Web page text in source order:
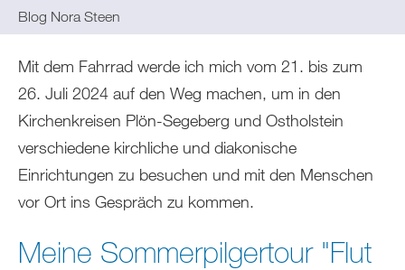
befinden
sich
hier:
Blog Nora Steen
Mit dem Fahrrad werde ich mich vom 21. bis zum
26. Juli 2024 auf den Weg machen, um in den
Kirchenkreisen Plön-Segeberg und Ostholstein
verschiedene kirchliche und diakonische
Einrichtungen zu besuchen und mit den Menschen
vor Ort ins Gespräch zu kommen.
Meine Sommerpilgertour "Flut